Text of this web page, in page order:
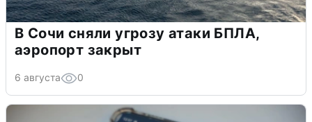
В Сочи сняли угрозу атаки БПЛА,
аэропорт закрыт
6 августа 0